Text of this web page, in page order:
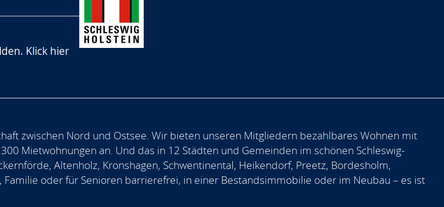
Klick hier
zwischen Nord und Ostsee. Wir bieten unseren Mitgliedern bezahlbares Wohnen mit
Mietwohnungen an. Und das in 12 Städten und Gemeinden im schönen Schleswig-
Altenholz, Kronshagen, Schwentinental, Heikendorf, Preetz, Bordesholm,
Familie oder für Senioren barrierefrei, in einer Bestandsimmobilie oder im Neubau – es ist